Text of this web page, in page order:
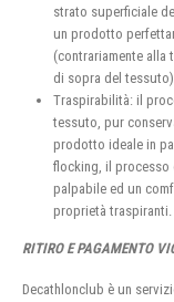
strato superficiale
un prodotto
(contrariamente alla
di sopra del
Traspirabilità: il
tessuto, pur
prodotto ideale in
flocking, il processo
palpabile ed un
proprietà traspiranti.
RITIRO E PAGAMENTO
Decathlonclub è un